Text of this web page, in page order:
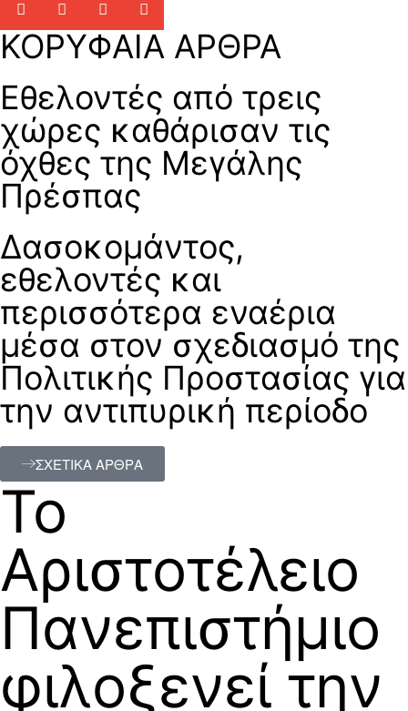
ΚΟΡΥΦΑΙΑ ΑΡΘΡΑ
Εθελοντές από τρεις
χώρες καθάρισαν τις
όχθες της Μεγάλης
Πρέσπας
Δασοκομάντος,
εθελοντές και
περισσότερα εναέρια
μέσα στον σχεδιασμό της
Πολιτικής Προστασίας για
την αντιπυρική περίοδο
ΣΧΕΤΙΚΑ ΑΡΘΡΑ
Το
Αριστοτέλειο
Πανεπιστήμιο
φιλοξενεί την